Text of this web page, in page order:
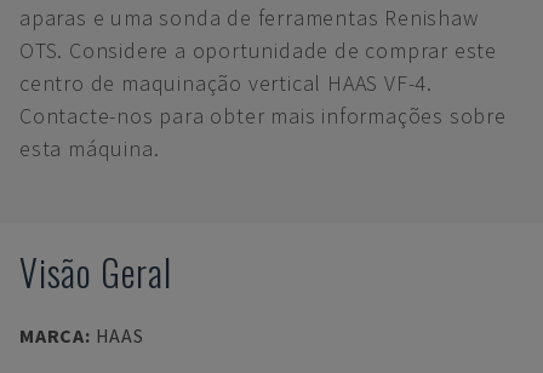
aparas e uma sonda de ferramentas Renishaw
OTS. Considere a oportunidade de comprar este
centro de maquinação vertical HAAS VF-4.
Contacte-nos para obter mais informações sobre
esta máquina.
Visão Geral
MARCA: HAAS